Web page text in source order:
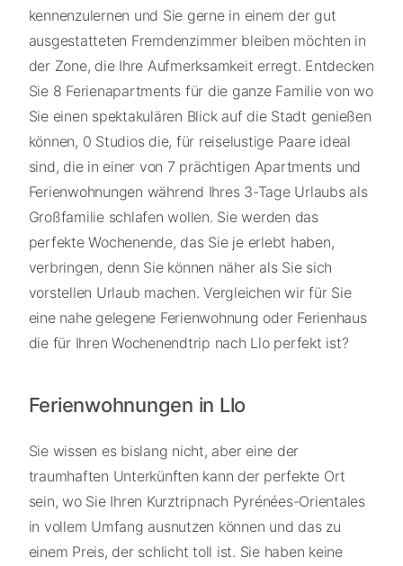
kennenzulernen und Sie gerne in einem der gut
ausgestatteten Fremdenzimmer bleiben möchten in
der Zone, die Ihre Aufmerksamkeit erregt. Entdecken
Sie 8 Ferienapartments für die ganze Familie von wo
Sie einen spektakulären Blick auf die Stadt genießen
können, 0 Studios die, für reiselustige Paare ideal
sind, die in einer von 7 prächtigen Apartments und
Ferienwohnungen während Ihres 3-Tage Urlaubs als
Großfamilie schlafen wollen. Sie werden das
perfekte Wochenende, das Sie je erlebt haben,
verbringen, denn Sie können näher als Sie sich
vorstellen Urlaub machen. Vergleichen wir für Sie
eine nahe gelegene Ferienwohnung oder Ferienhaus
die für Ihren Wochenendtrip nach Llo perfekt ist?
Ferienwohnungen in Llo
Sie wissen es bislang nicht, aber eine der
traumhaften Unterkünften kann der perfekte Ort
sein, wo Sie Ihren Kurztripnach Pyrénées-Orientales
in vollem Umfang ausnutzen können und das zu
einem Preis, der schlicht toll ist. Sie haben keine